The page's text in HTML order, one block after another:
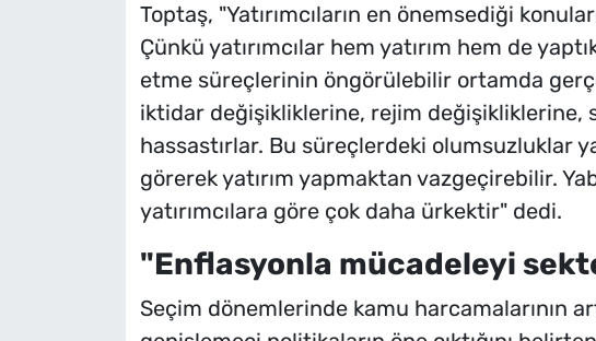
Toptaş, "Yatırımcıların en önemsediği
Çünkü yatırımcılar hem yatırım hem de
etme süreçlerinin öngörülebilir ortamda
iktidar değişikliklerine, rejim değişikliklerine,
hassastırlar. Bu süreçlerdeki olumsuzluklar
görerek yatırım yapmaktan vazgeçirebilir.
yatırımcılara göre çok daha ürkektir" dedi.
"Enflasyonla mücadeleyi
Seçim dönemlerinde kamu harcamalarının